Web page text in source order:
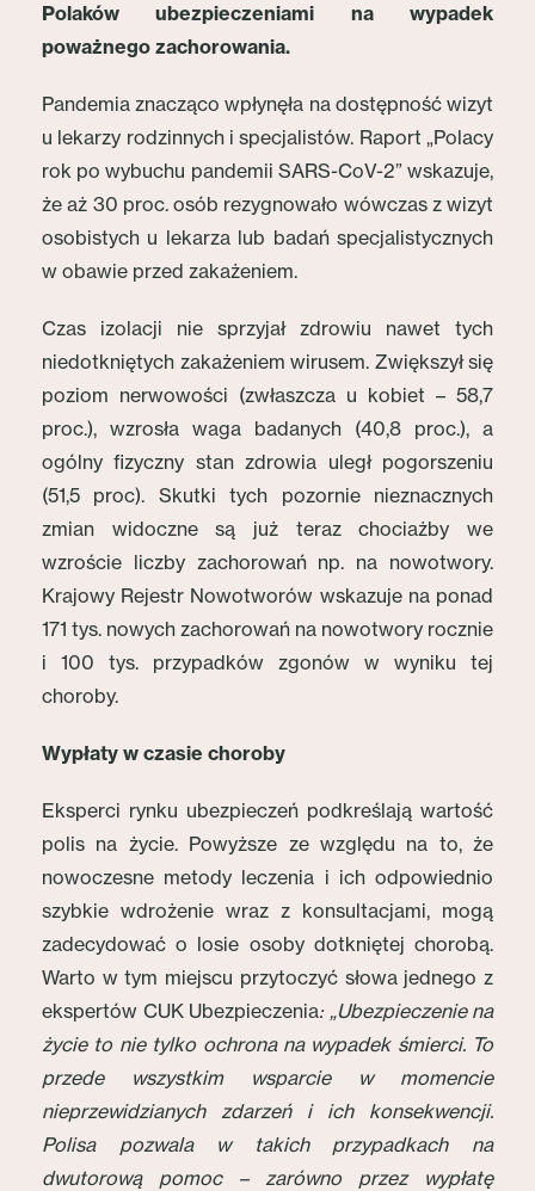
Polaków ubezpieczeniami na wypadek
poważnego zachorowania.
Pandemia znacząco wpłynęła na dostępność wizyt
u lekarzy rodzinnych i specjalistów. Raport „Polacy
rok po wybuchu pandemii SARS-CoV-2” wskazuje,
że aż 30 proc. osób rezygnowało wówczas z wizyt
osobistych u lekarza lub badań specjalistycznych
w obawie przed zakażeniem.
Czas izolacji nie sprzyjał zdrowiu nawet tych
niedotkniętych zakażeniem wirusem. Zwiększył się
poziom nerwowości (zwłaszcza u kobiet – 58,7
proc.), wzrosła waga badanych (40,8 proc.), a
ogólny fizyczny stan zdrowia uległ pogorszeniu
(51,5 proc). Skutki tych pozornie nieznacznych
zmian widoczne są już teraz chociażby we
wzroście liczby zachorowań np. na nowotwory.
Krajowy Rejestr Nowotworów wskazuje na ponad
171 tys. nowych zachorowań na nowotwory rocznie
i 100 tys. przypadków zgonów w wyniku tej
choroby.
Wypłaty w czasie choroby
Eksperci rynku ubezpieczeń podkreślają wartość
polis na życie. Powyższe ze względu na to, że
nowoczesne metody leczenia i ich odpowiednio
szybkie wdrożenie wraz z konsultacjami, mogą
zadecydować o losie osoby dotkniętej chorobą.
Warto w tym miejscu przytoczyć słowa jednego z
ekspertów CUK Ubezpieczenia: „Ubezpieczenie na
życie to nie tylko ochrona na wypadek śmierci. To
przede wszystkim wsparcie w momencie
nieprzewidzianych zdarzeń i ich konsekwencji.
Polisa pozwala w takich przypadkach na
dwutorową pomoc – zarówno przez wypłatę